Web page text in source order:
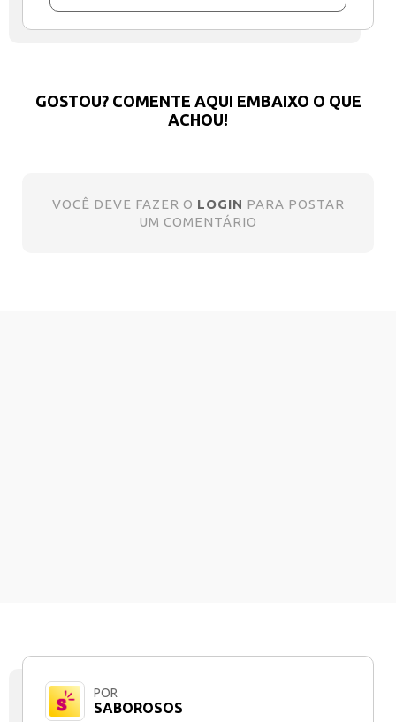
GOSTOU? COMENTE AQUI EMBAIXO O QUE
ACHOU!
VOCÊ DEVE FAZER O LOGIN PARA POSTAR
UM COMENTÁRIO
POR
SABOROSOS